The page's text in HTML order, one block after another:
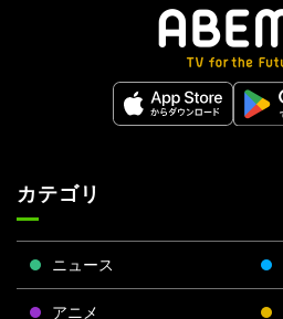
カテゴリ
ニュース
アニメ